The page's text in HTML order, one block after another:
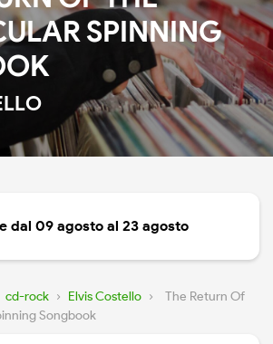
SPINNING
dal 09 agosto al 23 agosto
cd-rock › Elvis Costello ›
The Return Of
Songbook